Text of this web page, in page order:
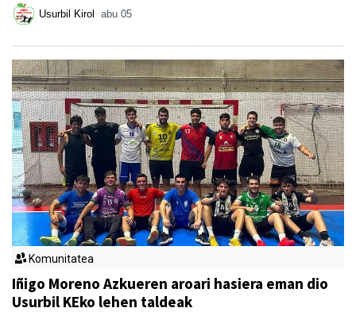
Usurbil Kirol abu 05
Komunitatea
Iñigo Moreno Azkueren aroari hasiera eman dio
Usurbil KEko lehen taldeak